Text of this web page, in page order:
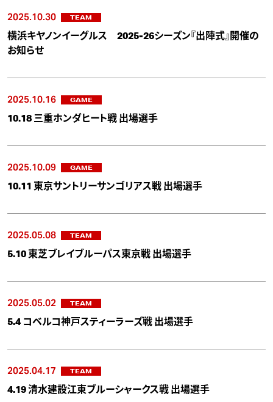
2025.10.30 TEAM
横浜キヤノンイーグルス 2025-26シーズン『出陣式』開催の
お知らせ
2025.10.16 GAME
10.18 三重ホンダヒート戦 出場選手
2025.10.09 GAME
10.11 東京サントリーサンゴリアス戦 出場選手
2025.05.08 TEAM
5.10 東芝ブレイブルーパス東京戦 出場選手
2025.05.02 TEAM
5.4 コベルコ神戸スティーラーズ戦 出場選手
2025.04.17 TEAM
4.19 清水建設江東ブルーシャークス戦 出場選手